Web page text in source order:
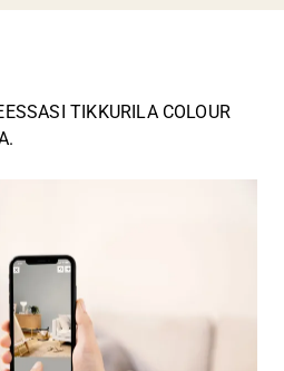
TIKKURILA COLOUR